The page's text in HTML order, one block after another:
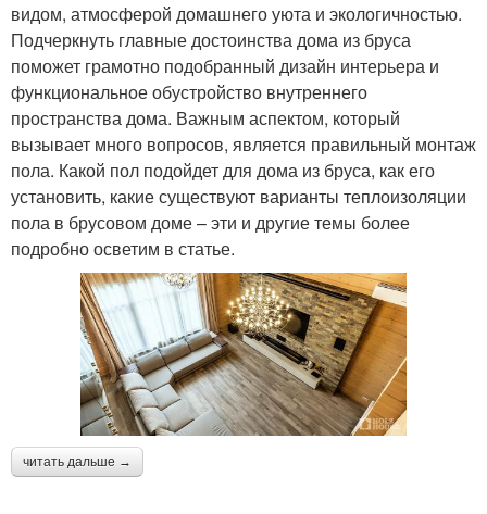
видом, атмосферой домашнего уюта и экологичностью.
Подчеркнуть главные достоинства дома из бруса
поможет грамотно подобранный дизайн интерьера и
функциональное обустройство внутреннего
пространства дома. Важным аспектом, который
вызывает много вопросов, является правильный монтаж
пола. Какой пол подойдет для дома из бруса, как его
установить, какие существуют варианты теплоизоляции
пола в брусовом доме – эти и другие темы более
подробно осветим в статье.
читать дальше →